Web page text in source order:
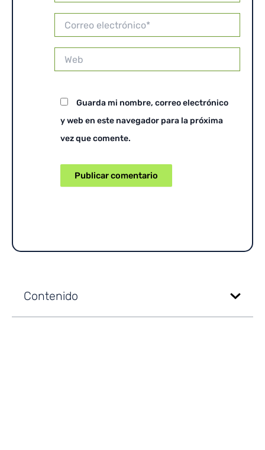
electrónico*
Guarda mi nombre, correo electrónico
y web en este navegador para la próxima
vez que comente.
Contenido